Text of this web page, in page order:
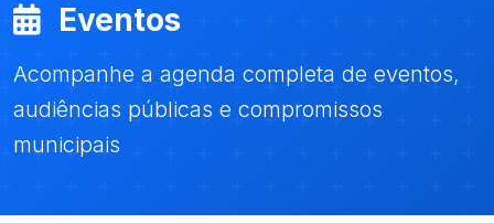
Eventos
Acompanhe a agenda completa de eventos,
audiências públicas e compromissos
municipais